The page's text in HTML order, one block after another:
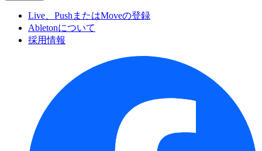
Live、PushまたはMoveの登録
Abletonについて
採用情報